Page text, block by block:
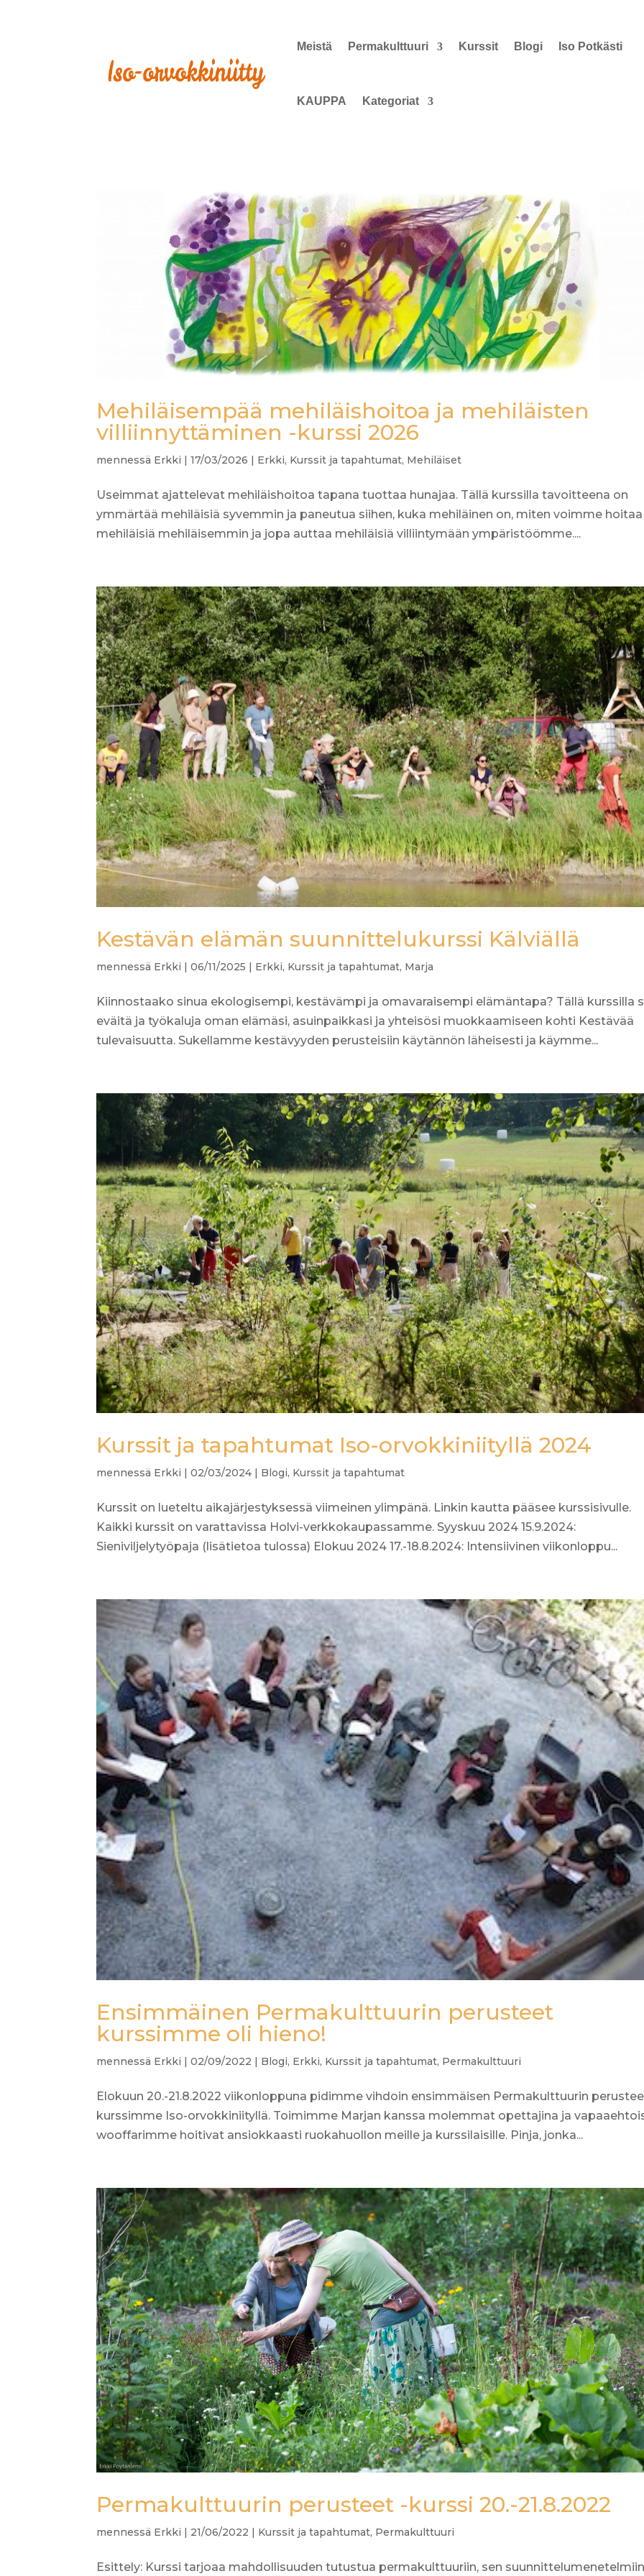
Meistä Permakulttuuri Kurssit Blogi Iso Potkästi
KAUPPA Kategoriat
Mehiläisempää mehiläishoitoa ja mehiläisten
villiinnyttäminen -kurssi 2026
mennessä Erkki |17/03/2026 | Erkki, Kurssit ja tapahtumat, Mehiläiset
Useimmat ajattelevat mehiläishoitoa tapana tuottaa hunajaa. Tällä kurssilla tavoitteena on
ymmärtää mehiläisiä syvemmin ja paneutua siihen, kuka mehiläinen on, miten voimme hoitaa
mehiläisiä mehiläisemmin ja jopa auttaa mehiläisiä villiintymään ympäristöömme....
Kestävän elämän suunnittelukurssi Kälviällä
mennessä Erkki |06/11/2025 | Erkki, Kurssit ja tapahtumat, Marja
Kiinnostaako sinua ekologisempi, kestävämpi ja omavaraisempi elämäntapa? Tällä kurssilla
eväitä ja työkaluja oman elämäsi, asuinpaikkasi ja yhteisösi muokkaamiseen kohti Kestävää
tulevaisuutta. Sukellamme kestävyyden perusteisiin käytännön läheisesti ja käymme...
Kurssit ja tapahtumat Iso-orvokkiniityllä 2024
mennessä Erkki |02/03/2024 Blogi, Kurssit ja tapahtumat
Kurssit on lueteltu aikajärjestyksessä viimeinen ylimpänä. Linkin kautta pääsee kurssisivulle.
Kaikki kurssit on varattavissa Holvi-verkkokaupassamme. Syyskuu 2024 15.9.2024:
Sieniviljelytyöpaja (lisätietoa tulossa) Elokuu 2024 17.-18.8.2024: Intensiivinen viikonloppu...
Ensimmäinen Permakulttuurin perusteet
kurssimme oli hieno!
mennessä Erkki |02/09/2022 | Blogi, Erkki, Kurssit ja tapahtumat, Permakulttuuri
Elokuun 20.-21.8.2022 viikonloppuna pidimme vihdoin ensimmäisen Permakulttuurin
kurssimme Iso-orvokkiniityllä. Toimimme Marjan kanssa molemmat opettajina ja
wooffarimme hoitivat ansiokkaasti ruokahuollon meille ja kurssilaisille. Pinja, jonka...
Permakulttuurin perusteet -kurssi 20.-21.8.2022
mennessä Erkki | 21/06/2022 | Kurssit ja tapahtumat, Permakulttuuri
Esittely: Kurssi tarjoaa mahdollisuuden tutustua permakulttuuriin, sen